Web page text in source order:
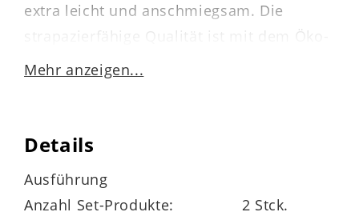
extra leicht und anschmiegsam. Die
strapazierfähige Qualität ist mit dem Öko-
Tex® Standard 100-Siegel versehen.
Durch die Materialauswahl ist die
Bettwäsche einlaufsicher, waschbar bei 60
Grad, trocknergeeignet und bügelarm. Im
Mehr anzeigen...
Details
Ausführung
Anzahl Set-Produkte:
2 Stck.